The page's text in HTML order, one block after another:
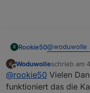
R Rookie50@woduwolle
Wenn Du
angibst
Offline
Woduwolleschrieb am
zuletzt
@rookie50 Vielen
funktioniert das die